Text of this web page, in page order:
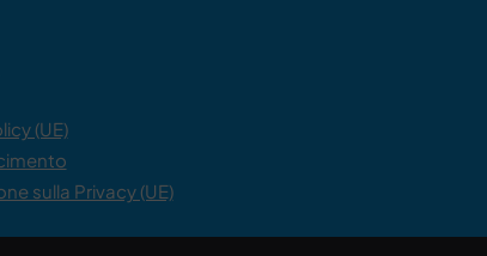
(UE)
sulla Privacy (UE)